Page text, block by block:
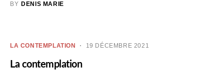
BY DENIS MARIE
LA CONTEMPLATION 19 DÉCEMBRE 2021
La contemplation